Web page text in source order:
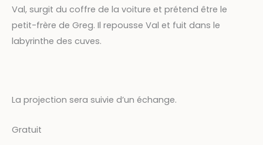
Val, surgit du coffre de la voiture et prétend être le
petit-frère de Greg. Il repousse Val et fuit dans le
labyrinthe des cuves.
La projection sera suivie d’un échange.
Gratuit